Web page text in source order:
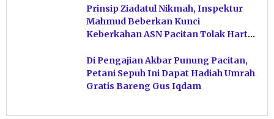
Prinsip Ziadatul Nikmah, Inspektur
Mahmud Beberkan Kunci
Keberkahan ASN Pacitan Tolak Harta
Di Pengajian Akbar Punung Pacitan,
Petani Sepuh Ini Dapat Hadiah Umrah
Gratis Bareng Gus Iqdam